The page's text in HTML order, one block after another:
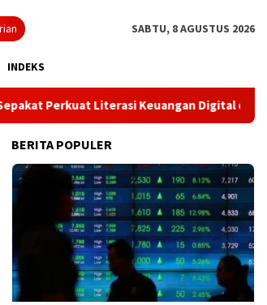
SABTU, 8 AGUSTUS 2026
INDEKS
Perkuat Literasi Keuangan Digital dan Bijak
BERITA POPULER